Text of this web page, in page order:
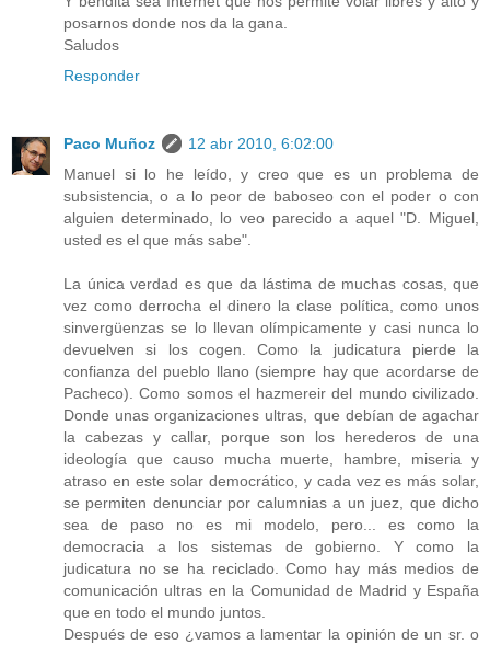
posarnos donde nos da la gana.
Saludos
Responder
Paco Muñoz
12 abr 2010, 6:02:00
Manuel si lo he leído, y creo que es un problema de
subsistencia, o a lo peor de baboseo con el poder o con
alguien determinado, lo veo parecido a aquel "D. Miguel,
usted es el que más sabe".
La única verdad es que da lástima de muchas cosas, que
vez como derrocha el dinero la clase política, como unos
sinvergüenzas se lo llevan olímpicamente y casi nunca lo
devuelven si los cogen. Como la judicatura pierde la
confianza del pueblo llano (siempre hay que acordarse de
Pacheco). Como somos el hazmereir del mundo civilizado.
Donde unas organizaciones ultras, que debían de agachar
la cabezas y callar, porque son los herederos de una
ideología que causo mucha muerte, hambre, miseria y
atraso en este solar democrático, y cada vez es más solar,
se permiten denunciar por calumnias a un juez, que dicho
sea de paso no es mi modelo, pero... es como la
democracia a los sistemas de gobierno. Y como la
judicatura no se ha reciclado. Como hay más medios de
comunicación ultras en la Comunidad de Madrid y España
que en todo el mundo juntos.
Después de eso ¿vamos a lamentar la opinión de un sr. o